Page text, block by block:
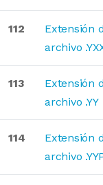
112
Extensión
archivo
113
Extensión
archivo .YY
114
Extensión
archivo